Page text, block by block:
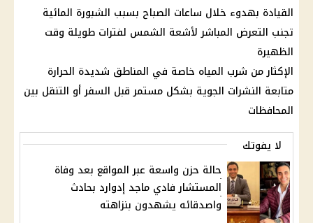
القيادة بهدوء خلال ساعات الصباح بسبب الشبورة المائية
تجنب التعرض المباشر لأشعة الشمس لفترات طويلة وقت
الظهيرة
الإكثار من شرب المياه خاصة في المناطق شديدة الحرارة
متابعة النشرات الجوية بشكل مستمر قبل السفر أو التنقل بين
المحافظات
لا يفوتك
حالة حزن واسعة عبر المواقع بعد وفاة
المستشار فادي ماجد إدوارد بحادث
واصدقائه يشهدون بنزاهته